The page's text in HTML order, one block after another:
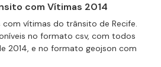
com Vítimas 2014
vítimas do trânsito de Recife.
no formato csv, com todos
2014, e no formato geojson com